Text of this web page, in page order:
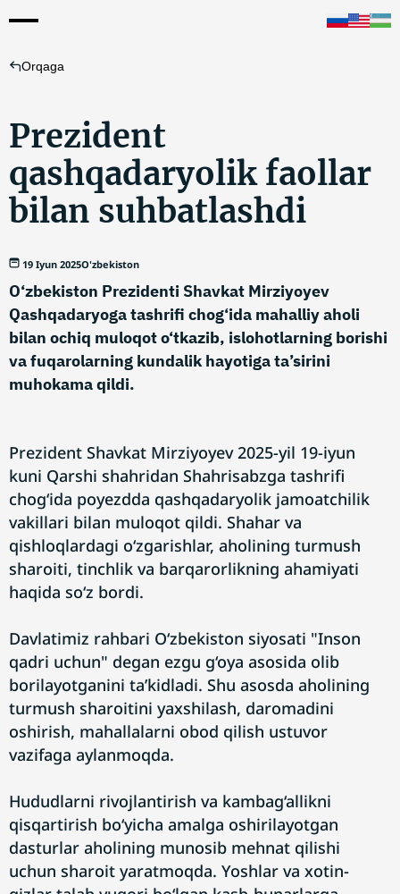
Orqaga
Prezident
qashqadaryolik faollar
bilan suhbatlashdi
19 Iyun 2025O'zbekiston
O‘zbekiston Prezidenti Shavkat Mirziyoyev
Qashqadaryoga tashrifi chog‘ida mahalliy aholi
bilan ochiq muloqot o‘tkazib, islohotlarning borishi
va fuqarolarning kundalik hayotiga ta’sirini
muhokama qildi.
Prezident Shavkat Mirziyoyev 2025-yil 19-iyun
kuni Qarshi shahridan Shahrisabzga tashrifi
chog‘ida poyezdda qashqadaryolik jamoatchilik
vakillari bilan muloqot qildi. Shahar va
qishloqlardagi o‘zgarishlar, aholining turmush
sharoiti, tinchlik va barqarorlikning ahamiyati
haqida so‘z bordi.
Davlatimiz rahbari O‘zbekiston siyosati "Inson
qadri uchun" degan ezgu g‘oya asosida olib
borilayotganini ta’kidladi. Shu asosda aholining
turmush sharoitini yaxshilash, daromadini
oshirish, mahallalarni obod qilish ustuvor
vazifaga aylanmoqda.
Hududlarni rivojlantirish va kambag‘allikni
qisqartirish bo‘yicha amalga oshirilayotgan
dasturlar aholining munosib mehnat qilishi
uchun sharoit yaratmoqda. Yoshlar va xotin-